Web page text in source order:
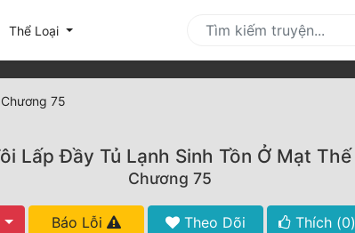
Thể Loại
Chương 75
Lấp Đầy Tủ Lạnh Sinh Tồn Ở Mạt Thế
Chương 75
Báo Lỗi Theo Dõi Thích (0)